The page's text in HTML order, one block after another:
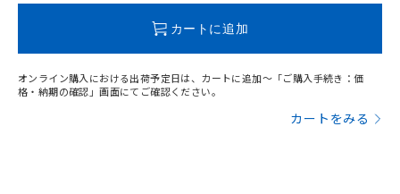
カートに追加
オンライン購入における出荷予定日は、カートに追加～「ご購入手続き：価
格・納期の確認」画面にてご確認ください。
カートをみる